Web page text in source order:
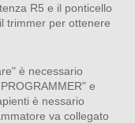
R5 e il ponticello
trimmer per ottenere
è necessario
e
è nessario
va collegato